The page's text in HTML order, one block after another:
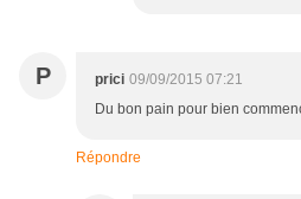
P prici 09/09/2015 07:21
Du bon pain pour bien
Répondre